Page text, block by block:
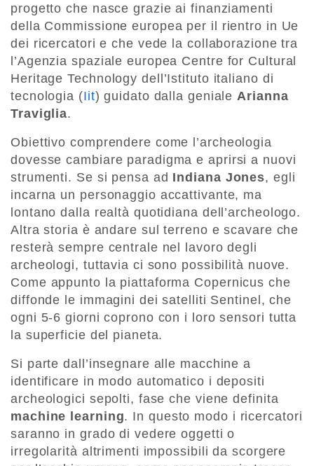
progetto che nasce grazie ai finanziamenti
della Commissione europea per il rientro in Ue
dei ricercatori e che vede la collaborazione tra
l’Agenzia spaziale europea Centre for Cultural
Heritage Technology dell’Istituto italiano di
tecnologia (Iit) guidato dalla geniale Arianna
Traviglia.
Obiettivo comprendere come l’archeologia
dovesse cambiare paradigma e aprirsi a nuovi
strumenti. Se si pensa ad Indiana Jones, egli
incarna un personaggio accattivante, ma
lontano dalla realtà quotidiana dell’archeologo.
Altra storia è andare sul terreno e scavare che
resterà sempre centrale nel lavoro degli
archeologi, tuttavia ci sono possibilità nuove.
Come appunto la piattaforma Copernicus che
diffonde le immagini dei satelliti Sentinel, che
ogni 5-6 giorni coprono con i loro sensori tutta
la superficie del pianeta.
Si parte dall’insegnare alle macchine a
identificare in modo automatico i depositi
archeologici sepolti, fase che viene definita
machine learning. In questo modo i ricercatori
saranno in grado di vedere oggetti o
irregolarità altrimenti impossibili da scorgere